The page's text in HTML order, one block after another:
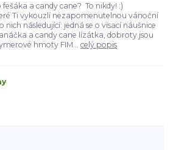
a candy cane? To nikdy! :)
Ti vykouzlí nezapomenutelnou vánoční
následující: jedná se o visací náušnice
a candy cane lízátka, dobroty jsou
hmoty FIM... celý popis